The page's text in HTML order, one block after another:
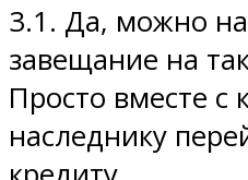
3.1. Да, можно
завещание на
Просто вместе с
наследнику